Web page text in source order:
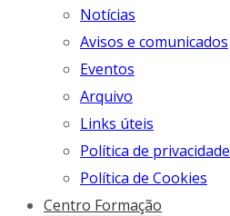
Notícias
Avisos e comunicados
Eventos
Arquivo
Links úteis
Política de privacidade
Política de Cookies
Centro Formação